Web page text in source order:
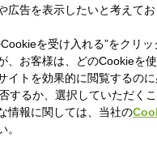
お知ら
広告を表示したいと考えて
を受け入れる”をクリ
、お客様は、どのCookieを
イトを効果的に閲覧するの
するか、選択していただく
情報に関しては、当社の
。